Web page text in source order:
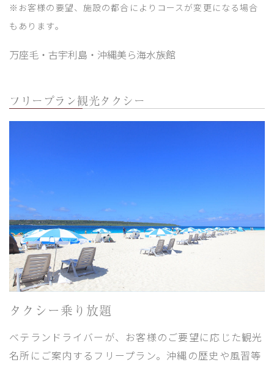
※お客様の要望、施設の都合によりコースが変更になる場合
もあります。
万座毛・古宇利島・沖縄美ら海水族館
フリープラン観光タクシー
タクシー乗り放題
ベテランドライバーが、お客様のご要望に応じた観光
名所にご案内するフリープラン。沖縄の歴史や風習等